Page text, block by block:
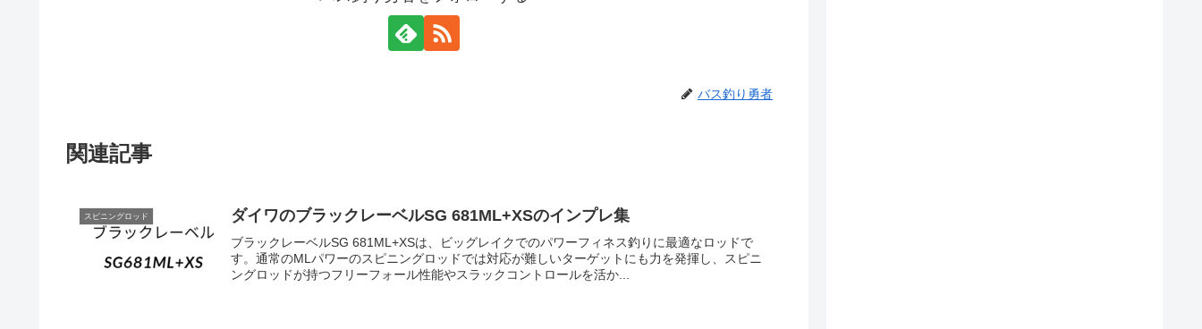
バス釣り勇者
関連記事
スピニングロッド ダイワのブラックレーベルSG 681ML+XSのインプレ集
ブラックレーベルSG 681ML+XSは、ビッグレイクでのパワーフィネス釣りに最適なロッドで
す。通常のMLパワーのスピニングロッドでは対応が難しいターゲットにも力を発揮し、スピニ
ングロッドが持つフリーフォール性能やスラックコントロールを活か...